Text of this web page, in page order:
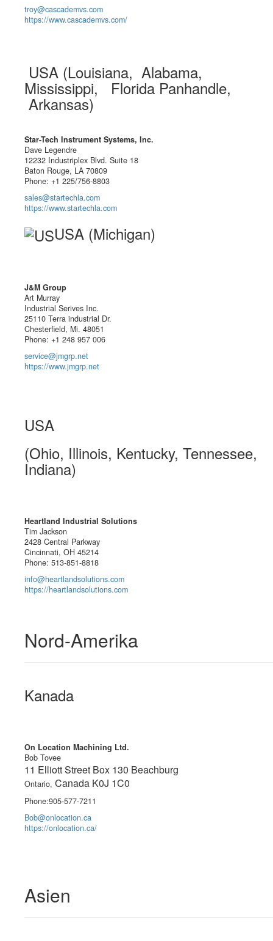
troy@cascademvs.com
https://www.cascademvs.com/
USA (Louisiana, Alabama,
Mississippi, Florida Panhandle,
Arkansas)
Star-Tech Instrument Systems, Inc.
Dave Legendre
12232 Industriplex Blvd. Suite 18
Baton Rouge, LA 70809
Phone: +1 225/756-8803
sales@startechla.com
https://www.startechla.com
USA (Michigan)
J&M Group
Art Murray
Industrial Serives Inc.
25110 Terra industrial Dr.
Chesterfield, Mi. 48051
Phone: +1 248 957 006
service@jmgrp.net
https://www.jmgrp.net
USA
(Ohio, Illinois, Kentucky, Tennessee,
Indiana)
Heartland Industrial Solutions
Tim Jackson
2428 Central Parkway
Cincinnati, OH 45214
Phone: 513-851-8818
info@heartlandsolutions.com
https://heartlandsolutions.com
Nord-Amerika
Kanada
On Location Machining Ltd.
Bob Tovee
11 Elliott Street Box 130 Beachburg
Ontario, Canada K0J 1C0
Phone:905-577-7211
Bob@onlocation.ca
https://onlocation.ca/
Asien